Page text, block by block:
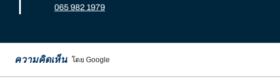
065 982 1979
ความคิดเห็น โดย Google